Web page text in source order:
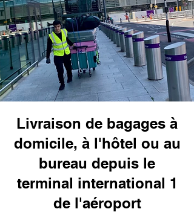
Livraison de bagages à
domicile, à l'hôtel ou au
bureau depuis le
terminal international 1
de l'aéroport